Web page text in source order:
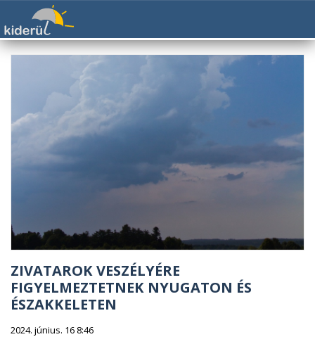
ZIVATAROK VESZÉLYÉRE
FIGYELMEZTETNEK NYUGATON ÉS
ÉSZAKKELETEN
2024. június. 16 8:46